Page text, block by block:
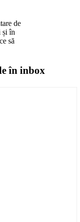
de
și în
să
în inbox